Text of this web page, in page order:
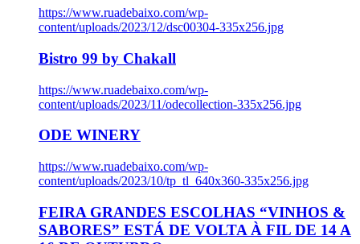
https://www.ruadebaixo.com/wp-
content/uploads/2023/12/dsc00304-335x256.jpg
Bistro 99 by Chakall
https://www.ruadebaixo.com/wp-
content/uploads/2023/11/odecollection-335x256.jpg
ODE WINERY
https://www.ruadebaixo.com/wp-
content/uploads/2023/10/tp_tl_640x360-335x256.jpg
FEIRA GRANDES ESCOLHAS “VINHOS &
SABORES” ESTÁ DE VOLTA À FIL DE 14 A